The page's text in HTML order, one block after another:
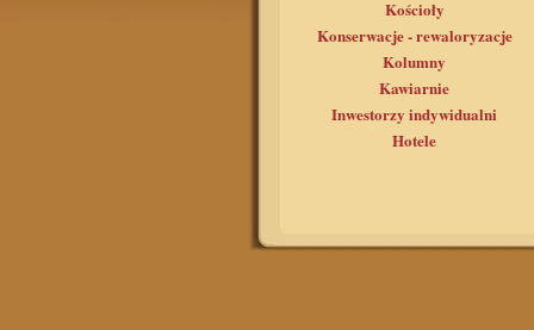
Kościoły
Konserwacje - rewaloryzacje
Kolumny
Kawiarnie
Inwestorzy indywidualni
Hotele